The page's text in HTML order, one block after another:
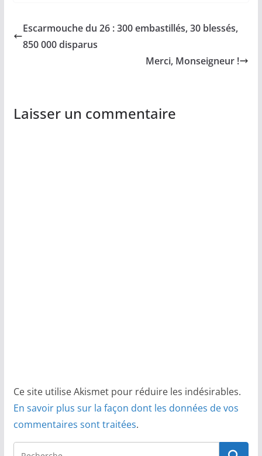
Escarmouche du 26 : 300 embastillés, 30 blessés,
850 000 disparus
Merci, Monseigneur !
Laisser un commentaire
Ce site utilise Akismet pour réduire les indésirables.
En savoir plus sur la façon dont les données de vos
commentaires sont traitées.